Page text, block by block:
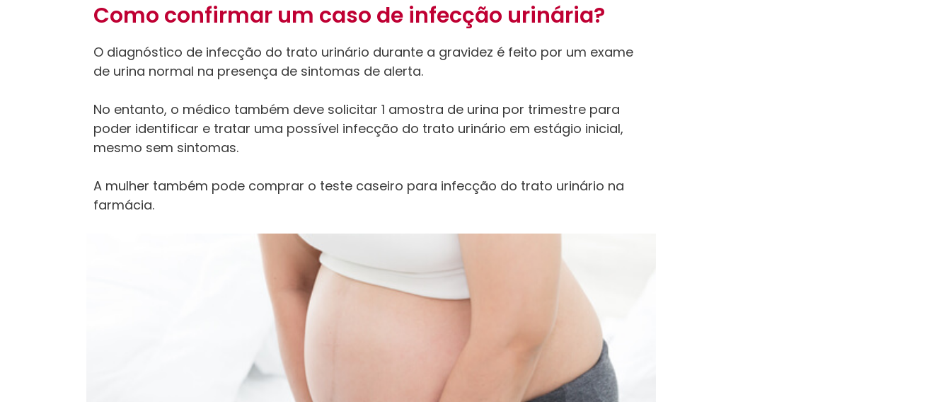
Como confirmar um caso de infecção urinária?
O diagnóstico de infecção do trato urinário durante a gravidez é feito por um exame
de urina normal na presença de sintomas de alerta.
No entanto, o médico também deve solicitar 1 amostra de urina por trimestre para
poder identificar e tratar uma possível infecção do trato urinário em estágio inicial,
mesmo sem sintomas.
A mulher também pode comprar o teste caseiro para infecção do trato urinário na
farmácia.